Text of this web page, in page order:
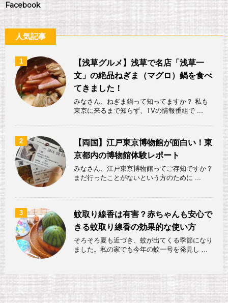
Facebook
人気記事
1
【浅草グルメ】浅草で名店「浅草一
文」の絶品ねぎま（マグロ）鍋を食べ
てきました！
みなさん、ねぎま鍋って知ってますか？ 私も
東京に来るまで知らず、TVの情報番組で ...
2
【両国】江戸東京博物館が面白い！東
京都内の博物館体験レポート
みなさん、江戸東京博物館ってご存知ですか？
まだ行ったことがないという方のために ...
3
蚊取り線香は有害？赤ちゃんも安心で
きる蚊取り線香の効果的な使い方
そろそろ夏も近づき、蚊が出てくる季節になり
ました。私の家でも今年の蚊一号を発見し ...